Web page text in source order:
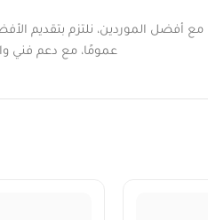
مع أفضل الموردين، نلتزم بتقديم
عمومًا، مع دعم فني